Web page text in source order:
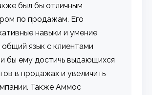
был бы отличным
по продажам. Его
навыки и умение
общий язык с клиентами
бы ему достичь выдающихся
в продажах и увеличить
Также Аммос